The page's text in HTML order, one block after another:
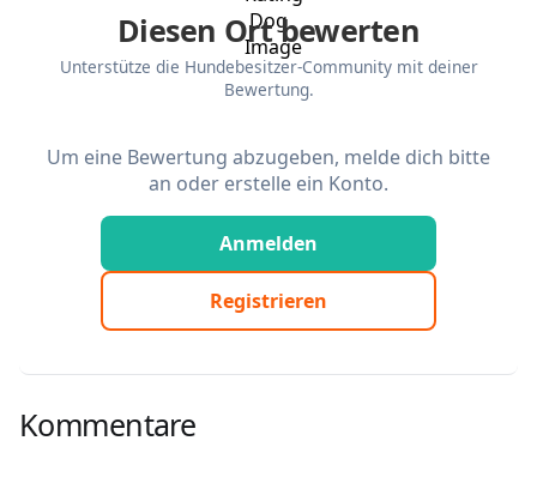
Diesen Ort bewerten
Unterstütze die Hundebesitzer-Community mit deiner
Bewertung.
Um eine Bewertung abzugeben, melde dich bitte
an oder erstelle ein Konto.
Anmelden
Registrieren
Kommentare